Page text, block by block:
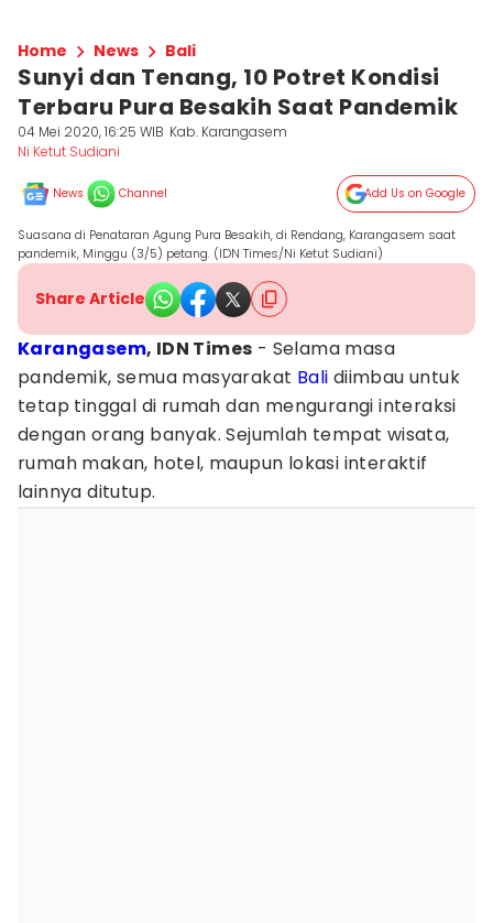
Home News Bali
Sunyi dan Tenang, 10 Potret Kondisi
Terbaru Pura Besakih Saat Pandemik
04 Mei 2020, 16:25 WIB Kab. Karangasem
Ni Ketut Sudiani
News Channel Add Us on Google
Suasana di Penataran Agung Pura Besakih, di Rendang, Karangasem saat
pandemik, Minggu (3/5) petang. (IDN Times/Ni Ketut Sudiani)
Share Article
Karangasem, IDN Times - Selama masa
pandemik, semua masyarakat Bali diimbau untuk
tetap tinggal di rumah dan mengurangi interaksi
dengan orang banyak. Sejumlah tempat wisata,
rumah makan, hotel, maupun lokasi interaktif
lainnya ditutup.